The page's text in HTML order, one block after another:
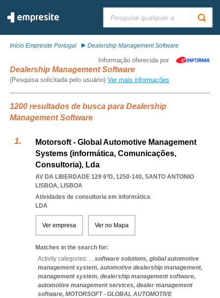
Início Empresite Portugal Dealership Management Software
Informação oferecida por
Dealership Management Software
(Pesquisa solicitada pelo usuário) Ver mais informações
1200 resultados de busca para Dealership
Management Software
Motorsoft - Global Automotive Management
Systems (informática, Comunicações,
Consultoria), Lda
AV DA LIBERDADE 129 6ºD, 1250-140, SANTO ANTONIO
LISBOA, LISBOA
Atividades de consultoria em informática
LDA
Ver empresa Ver no Mapa
Matches in the search for:
Activity categories: ... software solutions, global automotive
management system, automotive dealership management,
management system, dealership management software,
automotive management services, dealer management
software, MOTORSOFT - GLOBAL AUTOMOTIVE